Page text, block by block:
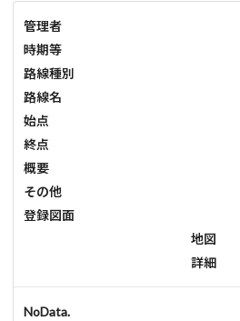
管理者
時期等
路線種別
路線名
始点
終点
概要
その他
登録図面
地図
詳細
NoData.